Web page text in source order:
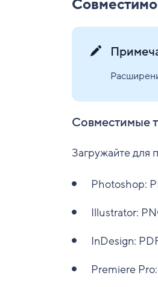
Совместимые
Загружайте для
Photoshop:
Illustrator:
InDesign:
Premiere